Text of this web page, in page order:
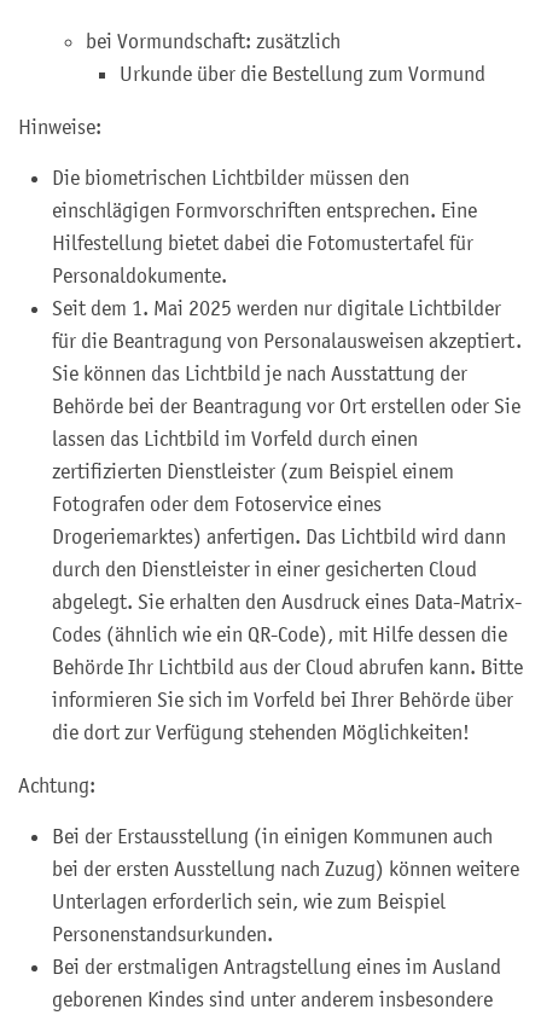
bei Vormundschaft: zusätzlich
Urkunde über die Bestellung zum Vormund
Hinweise:
Die biometrischen Lichtbilder müssen den
einschlägigen Formvorschriften entsprechen. Eine
Hilfestellung bietet dabei die Fotomustertafel für
Personaldokumente.
Seit dem 1. Mai 2025 werden nur digitale Lichtbilder
für die Beantragung von Personalausweisen akzeptiert.
Sie können das Lichtbild je nach Ausstattung der
Behörde bei der Beantragung vor Ort erstellen oder Sie
lassen das Lichtbild im Vorfeld durch einen
zertifizierten Dienstleister (zum Beispiel einem
Fotografen oder dem Fotoservice eines
Drogeriemarktes) anfertigen. Das Lichtbild wird dann
durch den Dienstleister in einer gesicherten Cloud
abgelegt. Sie erhalten den Ausdruck eines Data-Matrix-
Codes (ähnlich wie ein QR-Code), mit Hilfe dessen die
Behörde Ihr Lichtbild aus der Cloud abrufen kann. Bitte
informieren Sie sich im Vorfeld bei Ihrer Behörde über
die dort zur Verfügung stehenden Möglichkeiten!
Achtung:
Bei der Erstausstellung (in einigen Kommunen auch
bei der ersten Ausstellung nach Zuzug) können weitere
Unterlagen erforderlich sein, wie zum Beispiel
Personenstandsurkunden.
Bei der erstmaligen Antragstellung eines im Ausland
geborenen Kindes sind unter anderem insbesondere